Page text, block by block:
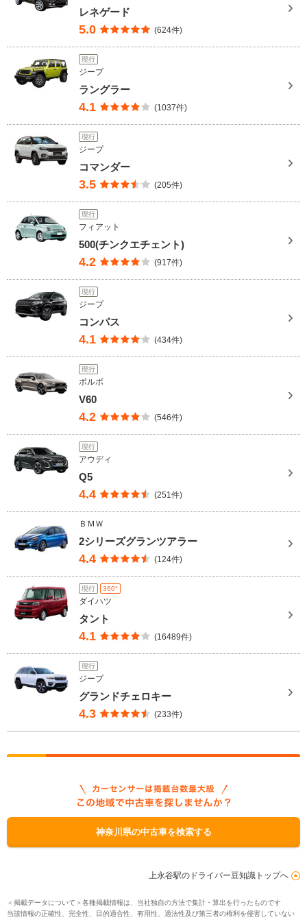
レネゲード
5.0 (624件)
現行
ジープ
ラングラー
4.1 (1037件)
現行
ジープ
コマンダー
3.5 (205件)
現行
フィアット
500(チンクエチェント)
4.2 (917件)
現行
ジープ
コンパス
4.1 (434件)
現行
ボルボ
V60
4.2 (546件)
現行
アウディ
Q5
4.4 (251件)
ＢＭＷ
2シリーズグランツアラー
4.4 (124件)
現行 360°
ダイハツ
タント
4.1 (16489件)
現行
ジープ
グランドチェロキー
4.3 (233件)
神奈川県の中古車を検索する
上永谷駅のドライバー豆知識トップへ
＜掲載データについて＞各種掲載情報は、当社独自の方法で集計・算出を行ったものです
当該情報の正確性、完全性、目的適合性、有用性、適法性及び第三者の権利を侵害していない